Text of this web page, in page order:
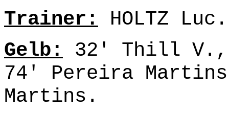
Trainer: HOLTZ Luc.
Gelb: 32' Thill V.,
74' Pereira
Martins.